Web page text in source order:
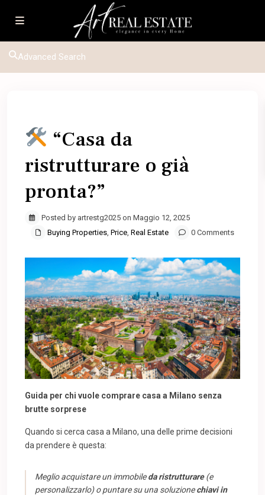
Advanced Search
“Casa da
ristrutturare o già
pronta?”
Posted by artrestg2025 on Maggio 12, 2025
Buying Properties, Price, Real Estate 0 Comments
Guida per chi vuole comprare casa a Milano senza
brutte sorprese
Quando si cerca casa a Milano, una delle prime decisioni
da prendere è questa:
Meglio acquistare un immobileda ristrutturare(e
personalizzarlo) o puntare su una soluzionechiavi in